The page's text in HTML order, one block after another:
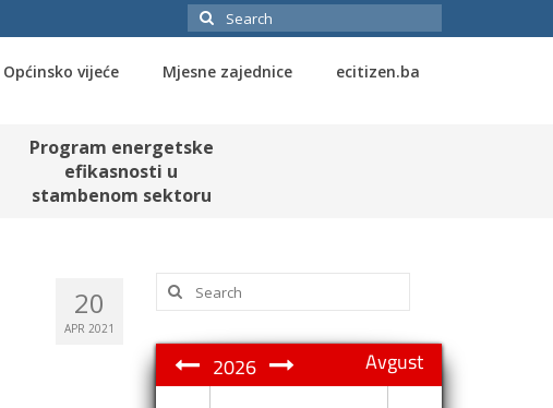
Search
for:
Općinsko vijeće Mjesne zajednice ecitizen.ba
Program energetske
efikasnosti u
stambenom sektoru
20
APR 2021
Search
for:
Avgust
2026